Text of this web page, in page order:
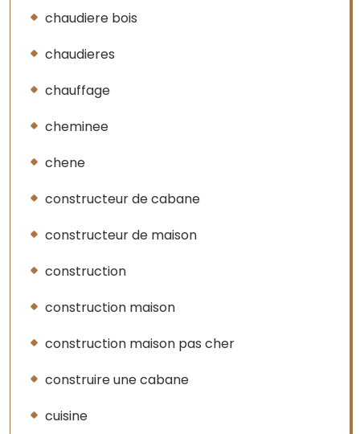
chaudiere bois
chaudieres
chauffage
cheminee
chene
constructeur de cabane
constructeur de maison
construction
construction maison
construction maison pas cher
construire une cabane
cuisine